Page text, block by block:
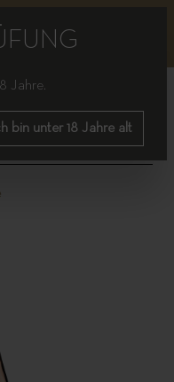
kommen
Jahre.
bin unter 18 Jahre alt